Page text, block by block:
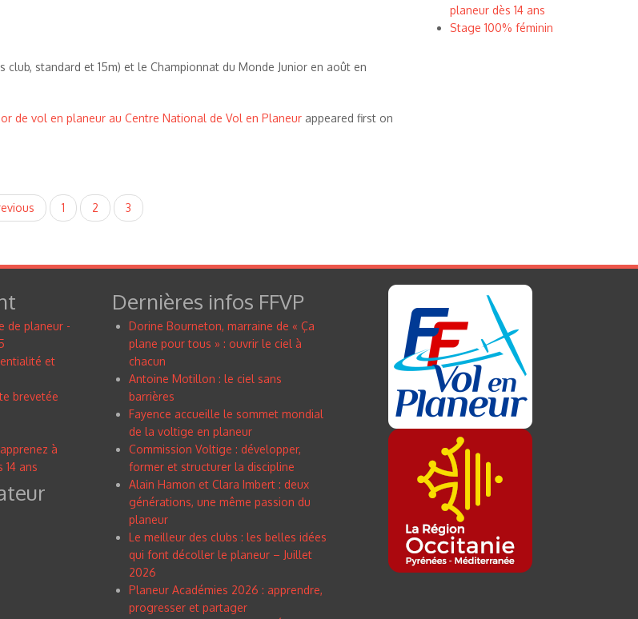
standard et 15m) et le Championnat du Monde Junior en août en
de vol en planeur au Centre National de Vol en Planeur appeared first on
Page
1 Page
2
Page
courante
3
planeur dès 14 ans
Stage 100% féminin
de planeur -
et
brevetée
à
ans
Dernières infos FFVP
Dorine Bourneton, marraine de « Ça
plane pour tous » : ouvrir le ciel à
chacun
Antoine Motillon : le ciel sans
barrières
Fayence accueille le sommet mondial
de la voltige en planeur
Commission Voltige : développer,
former et structurer la discipline
Alain Hamon et Clara Imbert : deux
générations, une même passion du
planeur
Le meilleur des clubs : les belles idées
qui font décoller le planeur – Juillet
2026
Planeur Académies 2026 : apprendre,
progresser et partager